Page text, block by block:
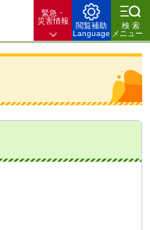
緊急・
災害情報
閲覧補助
Language
検索
メニュー